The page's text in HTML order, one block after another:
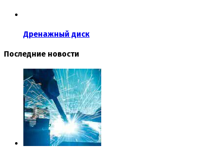
Дренажный диск
Последние новости